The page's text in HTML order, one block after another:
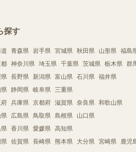
探す
青森県 岩手県 宮城県 秋田県 山形県 福島
神奈川県 埼玉県 千葉県 茨城県 栃木県 群
県 長野県 新潟県 富山県 石川県 福井県
静岡県 岐阜県 三重県
府 兵庫県 京都府 滋賀県 奈良県 和歌山県
県 広島県 鳥取県 島根県 山口県
香川県 愛媛県 高知県
佐賀県 長崎県 熊本県 大分県 宮崎県 鹿児